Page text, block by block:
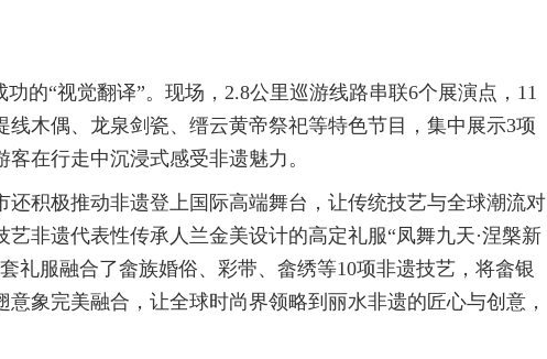
的“视觉翻译”。现场，2.8公里巡游线路串联6个展演点，11
线木偶、龙泉剑瓷、缙云黄帝祭祀等特色节目，集中展示3项
在行走中沉浸式感受非遗魅力。
还积极推动非遗登上国际高端舞台，让传统技艺与全球潮流对
非遗代表性传承人兰金美设计的高定礼服“凤舞九天·涅槃新
礼服融合了畲族婚俗、彩带、畲绣等10项非遗技艺，将畲银
象完美融合，让全球时尚界领略到丽水非遗的匠心与创意，